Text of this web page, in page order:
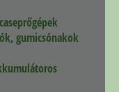
gumicsónakok